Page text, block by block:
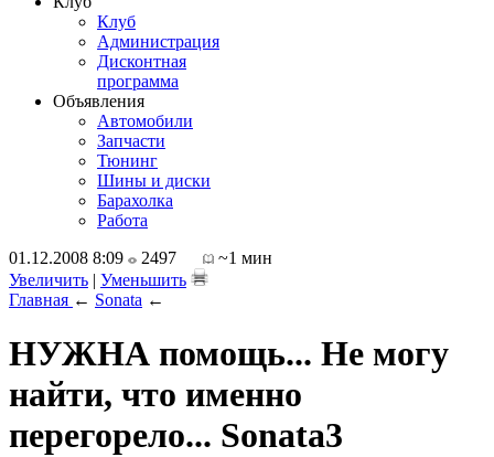
Клуб
Администрация
Дисконтная
программа
Объявления
Автомобили
Запчасти
Тюнинг
Шины и диски
Барахолка
Работа
01.12.2008 8:09
2497
~1 мин
Увеличить | Уменьшить
Главная ← Sonata ←
НУЖНА помощь... Не могу
найти, что именно
перегорело... Sonata3